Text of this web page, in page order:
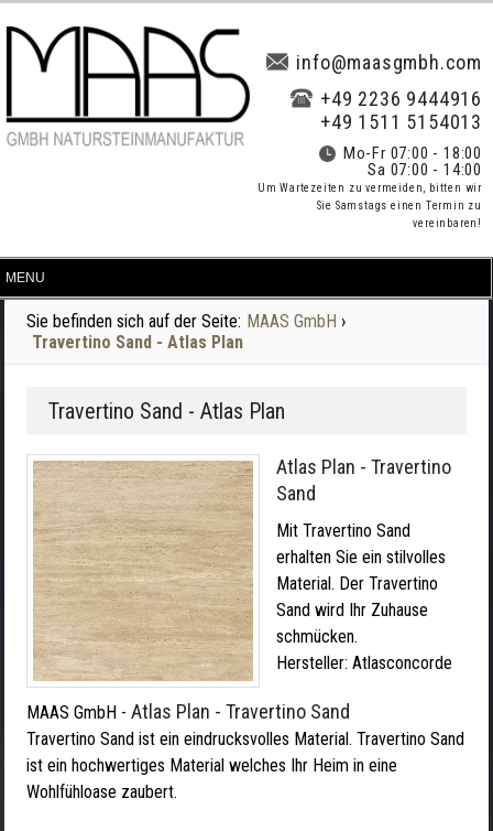
info@maasgmbh.com
+49 2236 9444916
+49 1511 5154013
Mo-Fr 07:00 - 18:00
Sa 07:00 - 14:00
Um Wartezeiten zu vermeiden, bitten wir
Sie Samstags einen Termin zu
vereinbaren!
Sie befinden sich auf der Seite: MAAS GmbH ›
Travertino Sand - Atlas Plan
Travertino Sand - Atlas Plan
Atlas Plan - Travertino
Sand
Mit Travertino Sand
erhalten Sie ein stilvolles
Material. Der Travertino
Sand wird Ihr Zuhause
schmücken.
Hersteller: Atlasconcorde
MAAS GmbH - Atlas Plan - Travertino Sand
Travertino Sand ist ein eindrucksvolles Material. Travertino Sand
ist ein hochwertiges Material welches Ihr Heim in eine
Wohlfühloase zaubert.